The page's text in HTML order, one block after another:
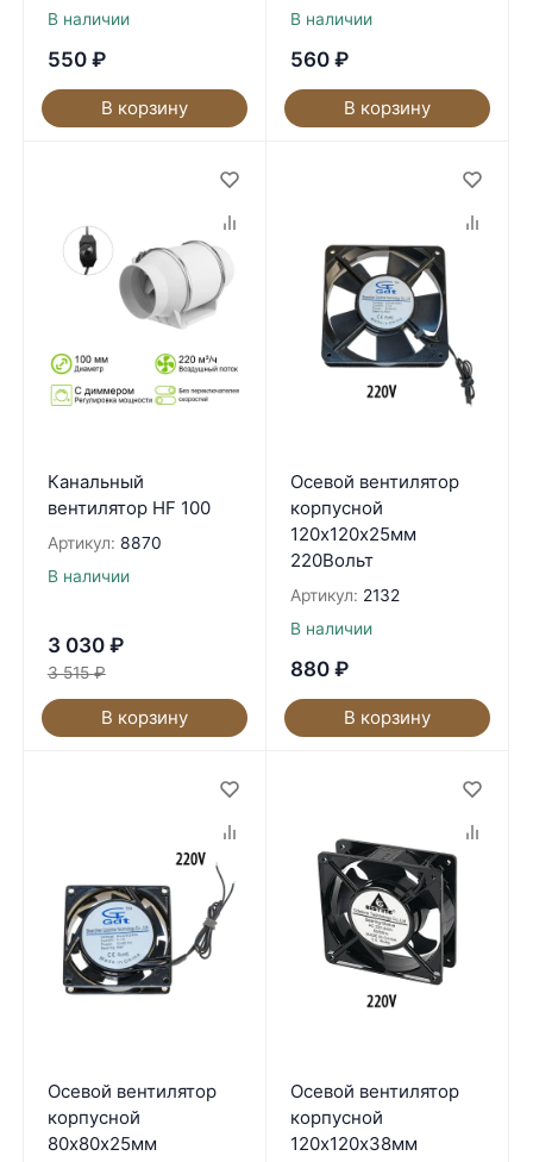
В наличии
550 ₽
В корзину
В наличии
560 ₽
В корзину
Канальный
вентилятор HF 100
Артикул: 8870
В наличии
3 030 ₽
3 515 ₽
В корзину
Осевой вентилятор
корпусной
120х120х25мм
220Вольт
Артикул: 2132
В наличии
880 ₽
В корзину
Осевой вентилятор
корпусной
80х80х25мм
Осевой вентилятор
корпусной
120х120х38мм